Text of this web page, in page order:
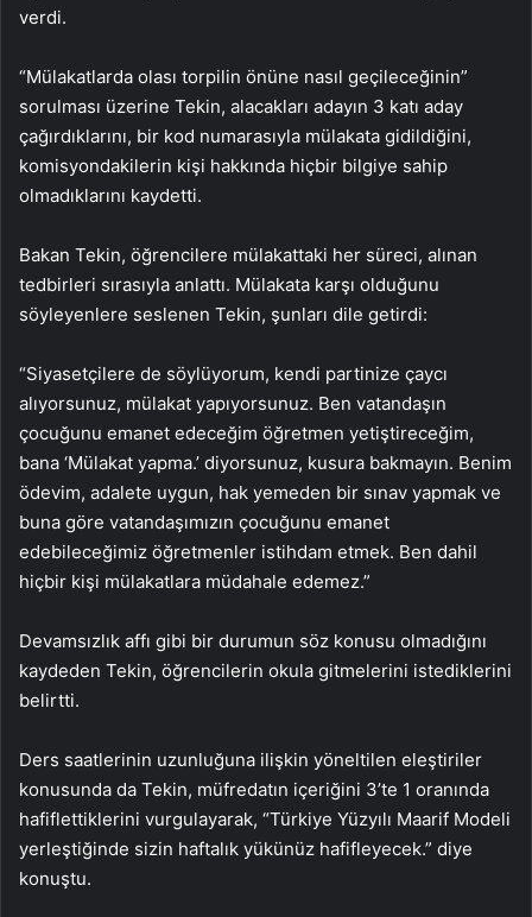
verdi.
“Mülakatlarda olası torpilin önüne nasıl geçileceğinin”
sorulması üzerine Tekin, alacakları adayın 3 katı aday
çağırdıklarını, bir kod numarasıyla mülakata gidildiğini,
komisyondakilerin kişi hakkında hiçbir bilgiye sahip
olmadıklarını kaydetti.
Bakan Tekin, öğrencilere mülakattaki her süreci, alınan
tedbirleri sırasıyla anlattı. Mülakata karşı olduğunu
söyleyenlere seslenen Tekin, şunları dile getirdi:
“Siyasetçilere de söylüyorum, kendi partinize çaycı
alıyorsunuz, mülakat yapıyorsunuz. Ben vatandaşın
çocuğunu emanet edeceğim öğretmen yetiştireceğim,
bana ‘Mülakat yapma.’ diyorsunuz, kusura bakmayın. Benim
ödevim, adalete uygun, hak yemeden bir sınav yapmak ve
buna göre vatandaşımızın çocuğunu emanet
edebileceğimiz öğretmenler istihdam etmek. Ben dahil
hiçbir kişi mülakatlara müdahale edemez.”
Devamsızlık affı gibi bir durumun söz konusu olmadığını
kaydeden Tekin, öğrencilerin okula gitmelerini istediklerini
belirtti.
Ders saatlerinin uzunluğuna ilişkin yöneltilen eleştiriler
konusunda da Tekin, müfredatın içeriğini 3’te 1 oranında
hafiflettiklerini vurgulayarak, “Türkiye Yüzyılı Maarif Modeli
yerleştiğinde sizin haftalık yükünüz hafifleyecek.” diye
konuştu.